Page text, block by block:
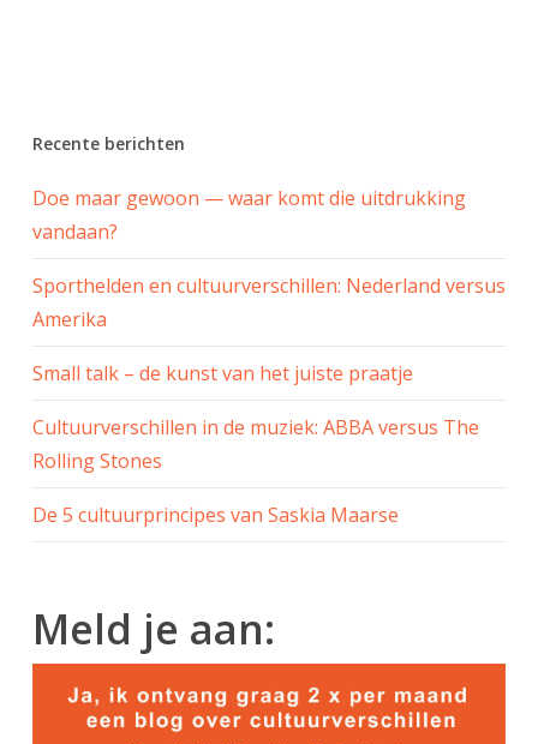
Recente berichten
Doe maar gewoon — waar komt die uitdrukking
vandaan?
Sporthelden en cultuurverschillen: Nederland versus
Amerika
Small talk – de kunst van het juiste praatje
Cultuurverschillen in de muziek: ABBA versus The
Rolling Stones
De 5 cultuurprincipes van Saskia Maarse
Meld je aan: